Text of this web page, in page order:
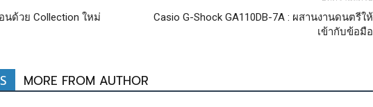
นด้วย Collection ใหม่
Casio G-Shock GA110DB-7A : ผสานงานดนตรีให้
เข้ากับข้อมือ
MORE FROM AUTHOR